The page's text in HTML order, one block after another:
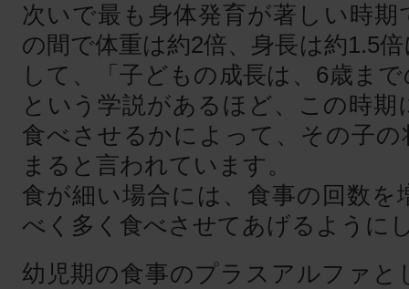
次いで最も身体発育が著しい時期
の間で体重は約2倍、身長は約1.5
して、「子どもの成長は、6歳ま
という学説があるほど、この時
食べさせるかによって、その子の
まると言われています。
食が細い場合には、食事の回数を
べく多く食べさせてあげるように
幼児期の食事のプラスアルファと